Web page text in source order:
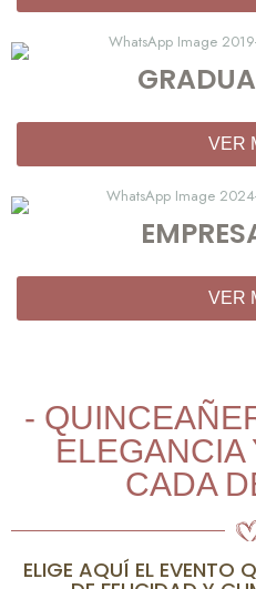
VER
VER
-
ELEGANCIA
CADA
ELIGE AQUÍ EL EVENTO